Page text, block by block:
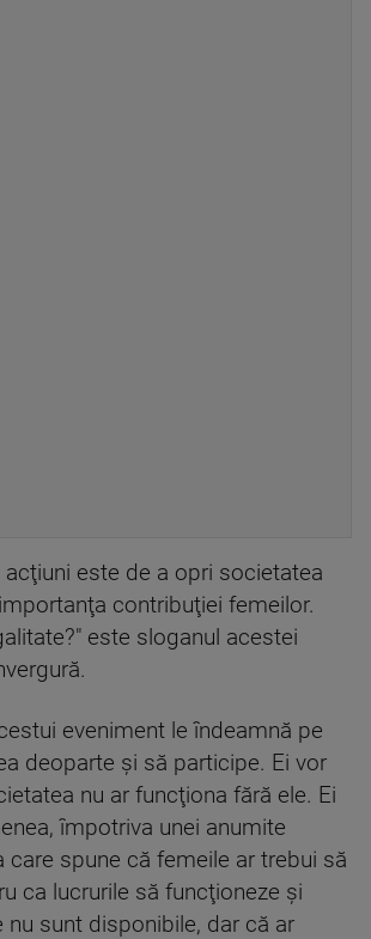
este de a opri societatea
contribuţiei femeilor.
este sloganul acestei
eveniment le îndeamnă pe
deoparte şi să participe. Ei vor
nu ar funcţiona fără ele. Ei
împotriva unei anumite
care spune că femeile ar trebui să
ca lucrurile să funcţioneze şi
nu sunt disponibile, dar că ar